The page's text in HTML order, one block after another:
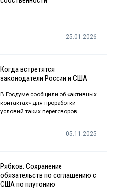
25.01.2026
Когда встретятся
законодатели России и США
В Госдуме сообщили об «активных
контактах» для проработки
условий таких переговоров
05.11.2025
Рябков: Сохранение
обязательств по соглашению с
США по плутонию